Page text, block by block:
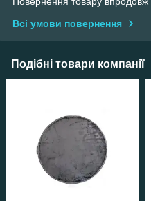
Всі умови повернення
Подібні товари компанії